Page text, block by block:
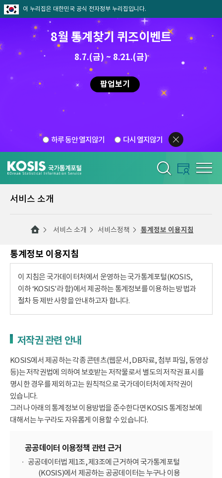
이 누리집은 대한민국 공식 전자정부 누리집입니다.
8월 통계찾기 퀴즈이벤트
8.7.(금) ~ 8.21.(금)
팝업보기
하루 동안 열지않기 다시 열지않기
서비스 소개
서비스 소개 서비스정책 통계정보 이용지침
통계정보 이용지침
이 지침은 국가데이터처에서 운영하는 국가통계포털(KOSIS,
이하 ‘KOSIS'라 함)에서 제공하는 통계정보를 이용하는 방법과
절차 등 제반 사항을 안내하고자 합니다.
저작권 관련 안내
KOSIS에서 제공하는 각종 콘텐츠(웹문서, DB자료, 첨부 파일, 동영상
등)는 저작권법에 의하여 보호받는 저작물로서 별도의 저작권 표시를
명시한 경우를 제외하고는 원칙적으로 국가데이터처에 저작권이
있습니다.
그러나 아래의 통계정보 이용방법을 준수한다면 KOSIS 통계정보에
대해서는 누구라도 자유롭게 이용할 수 있습니다.
공공데이터 이용정책 관련 근거
공공데이터법 제1조, 제3조에 근거하여 국가통계포털
(KOSIS)에서 제공하는 공공데이터는 누구나 이용